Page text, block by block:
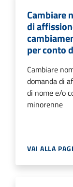
Cambiare
di
per conto
Cambiare
domanda di
di nome e/o
minorenne
VAI ALLA